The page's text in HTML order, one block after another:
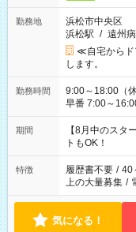
勤務地
浜松市中央区
浜松駅 / 遠州
≪自宅からド
します。
勤務時間
9:00～18:00（休憩60分） ■ご希望があ
早番 7:00～16:00
と休みを合わせ
「できれば残
ね。 ※Wワーク希望の方へ 今ご覧のお仕事で希望する勤務時間
と、もう1つの
合は応募できま
期間
【8月中のス
トもOK！
特徴 履歴書不要 / 40
上の大量募集 /
気になる！